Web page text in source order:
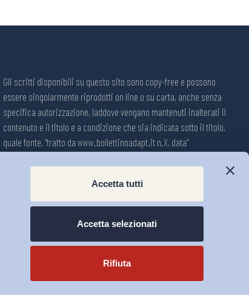
Accetta tutti
Accetta selezionati
Rifiuta
Gli scritti disponibili su questo sito sono copy-free e possono
essere singolarmente riprodotti on line o su carta, anche senza
specifica autorizzazione, laddove vengano mantenuti inalterati il
contenuto e il titolo e a condizione che sia indicata sotto il titolo,
quale fonte, “tratto da www.bollettinoadapt.it n.X, data“
Registrazione n.1609, 11 novembre 2001, Tribunale di Modena, Italia.
Direttore responsabile: Michele Tiraboschi; Direttrice ADAPT
University Press: Lavinia Serrani.